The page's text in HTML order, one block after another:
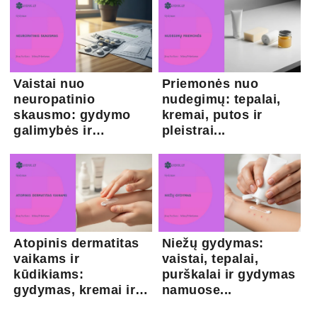
Vaistai nuo
neuropatinio
skausmo: gydymo
galimybės ir
Priemonės nuo
nudegimų: tepalai,
kremai, putos ir
pleistrai...
Atopinis dermatitas
vaikams ir
kūdikiams:
gydymas, kremai ir
Niežų gydymas:
vaistai, tepalai,
purškalai ir gydymas
namuose...